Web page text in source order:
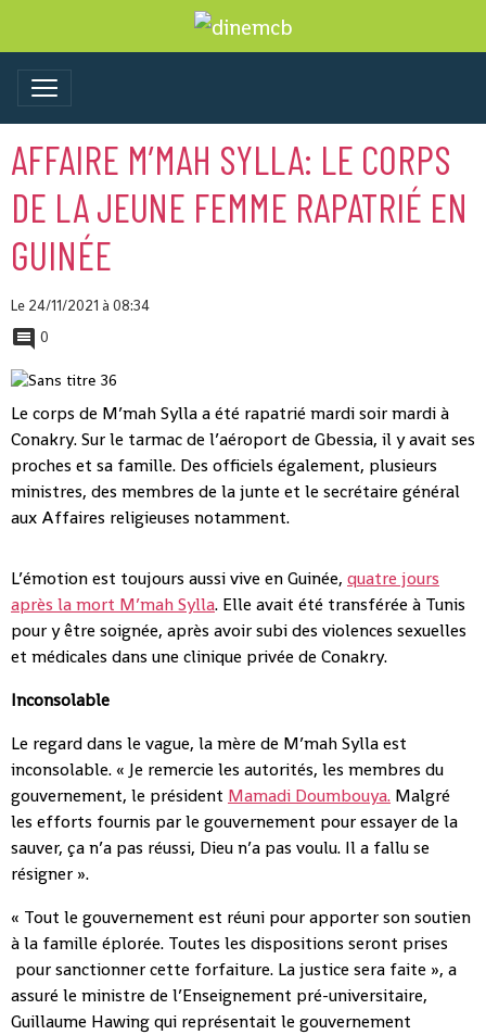
AFFAIRE M’MAH SYLLA: LE CORPS
DE LA JEUNE FEMME RAPATRIÉ EN
GUINÉE
Le 24/11/2021 à 08:34
0
Le corps de M’mah Sylla a été rapatrié mardi soir mardi à
Conakry. Sur le tarmac de l’aéroport de Gbessia, il y avait ses
proches et sa famille. Des officiels également, plusieurs
ministres, des membres de la junte et le secrétaire général
aux Affaires religieuses notamment.
L’émotion est toujours aussi vive en Guinée, quatre jours
après la mort M’mah Sylla. Elle avait été transférée à Tunis
pour y être soignée, après avoir subi des violences sexuelles
et médicales dans une clinique privée de Conakry.
Inconsolable
Le regard dans le vague, la mère de M’mah Sylla est
inconsolable. « Je remercie les autorités, les membres du
gouvernement, le président Mamadi Doumbouya. Malgré
les efforts fournis par le gouvernement pour essayer de la
sauver, ça n’a pas réussi, Dieu n’a pas voulu. Il a fallu se
résigner ».
« Tout le gouvernement est réuni pour apporter son soutien
à la famille éplorée. Toutes les dispositions seront prises
pour sanctionner cette forfaiture. La justice sera faite », a
assuré le ministre de l’Enseignement pré-universitaire,
Guillaume Hawing qui représentait le gouvernement